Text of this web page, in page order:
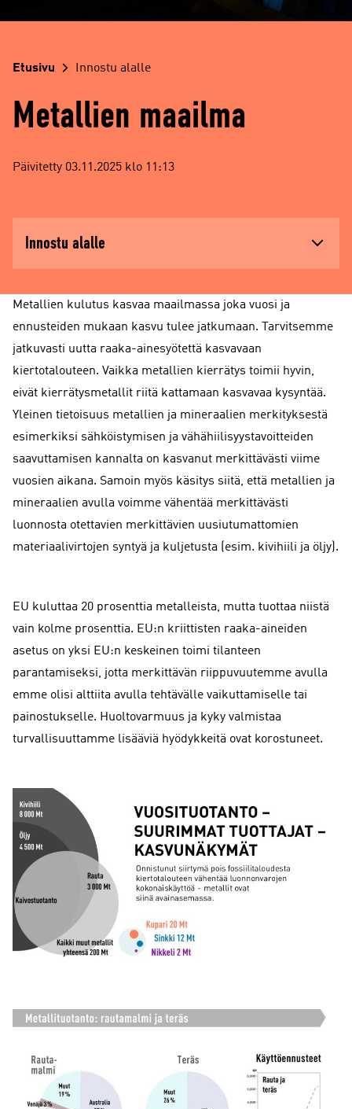
Etusivu Innostu alalle
Metallien maailma
Päivitetty 03.11.2025 klo 11:13
Innostu alalle
Metallien kulutus kasvaa maailmassa joka vuosi ja
ennusteiden mukaan kasvu tulee jatkumaan. Tarvitsemme
jatkuvasti uutta raaka-ainesyötettä kasvavaan
kiertotalouteen. Vaikka metallien kierrätys toimii hyvin,
eivät kierrätysmetallit riitä kattamaan kasvavaa kysyntää.
Yleinen tietoisuus metallien ja mineraalien merkityksestä
esimerkiksi sähköistymisen ja vähähiilisyystavoitteiden
saavuttamisen kannalta on kasvanut merkittävästi viime
vuosien aikana. Samoin myös käsitys siitä, että metallien ja
mineraalien avulla voimme vähentää merkittävästi
luonnosta otettavien merkittävien uusiutumattomien
materiaalivirtojen syntyä ja kuljetusta (esim. kivihiili ja öljy).
EU kuluttaa 20 prosenttia metalleista, mutta tuottaa niistä
vain kolme prosenttia. EU:n kriittisten raaka-aineiden
asetus on yksi EU:n keskeinen toimi tilanteen
parantamiseksi, jotta merkittävän riippuvuutemme avulla
emme olisi alttiita avulla tehtävälle vaikuttamiselle tai
painostukselle. Huoltovarmuus ja kyky valmistaa
turvallisuuttamme lisääviä hyödykkeitä ovat korostuneet.